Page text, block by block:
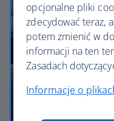
opcjonalne pliki
zdecydować teraz,
potem zmienić w
informacji na ten
Zasadach
Informacje o